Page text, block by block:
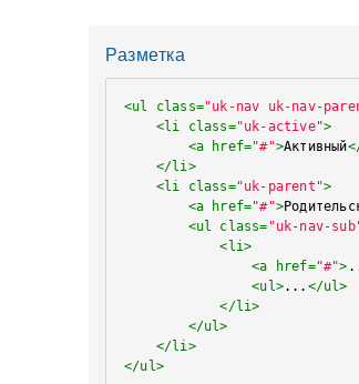
Разметка
<ul class="uk-nav uk-nav-
<li class="uk-active">
<a href="#">Активный
</li>
<li class="uk-parent">
<a href="#">
<ul class= "uk-nav-
< li>
<a href="#">
<ul>... </ul>
</li>
</ul>
</li>
</ul>